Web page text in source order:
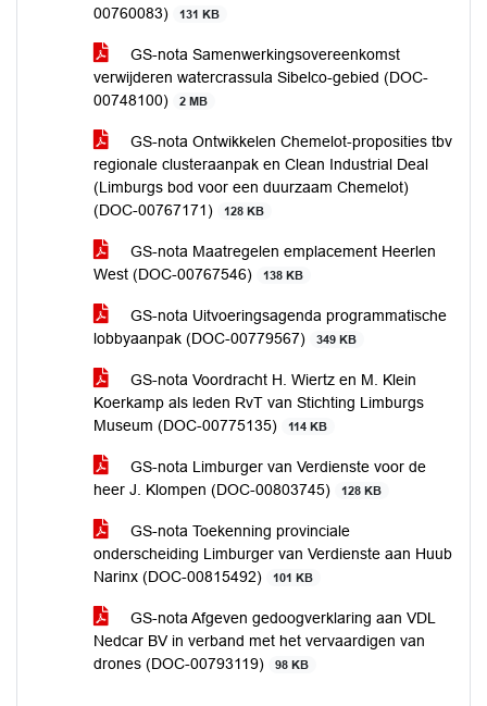
00760083)
131 KB
GS-nota Samenwerkingsovereenkomst
verwijderen watercrassula Sibelco-gebied (DOC-
00748100)
2 MB
GS-nota Ontwikkelen Chemelot-proposities tbv
regionale clusteraanpak en Clean Industrial Deal
(Limburgs bod voor een duurzaam Chemelot)
(DOC-00767171)
128 KB
GS-nota Maatregelen emplacement Heerlen
West (DOC-00767546)
138 KB
GS-nota Uitvoeringsagenda programmatische
lobbyaanpak (DOC-00779567)
349 KB
GS-nota Voordracht H. Wiertz en M. Klein
Koerkamp als leden RvT van Stichting Limburgs
Museum (DOC-00775135)
114 KB
GS-nota Limburger van Verdienste voor de
heer J. Klompen (DOC-00803745)
128 KB
GS-nota Toekenning provinciale
onderscheiding Limburger van Verdienste aan Huub
Narinx (DOC-00815492)
101 KB
GS-nota Afgeven gedoogverklaring aan VDL
Nedcar BV in verband met het vervaardigen van
drones (DOC-00793119)
98 KB